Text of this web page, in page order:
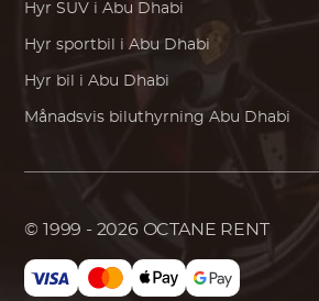
Hyr SUV i Abu Dhabi
Hyr sportbil i Abu Dhabi
Hyr bil i Abu Dhabi
Månadsvis biluthyrning Abu Dhabi
© 1999 - 2026 OCTANE RENT